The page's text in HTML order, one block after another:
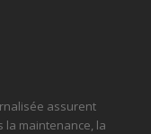
assurent
maintenance, la